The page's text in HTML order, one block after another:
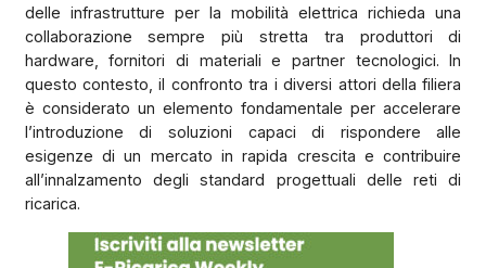
delle infrastrutture per la mobilità elettrica richieda una
collaborazione sempre più stretta tra produttori di
hardware, fornitori di materiali e partner tecnologici. In
questo contesto, il confronto tra i diversi attori della filiera
è considerato un elemento fondamentale per accelerare
l’introduzione di soluzioni capaci di rispondere alle
esigenze di un mercato in rapida crescita e contribuire
all’innalzamento degli standard progettuali delle reti di
ricarica.